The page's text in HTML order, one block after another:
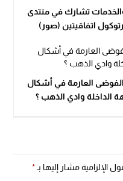
الداخلة .. غرفة التجارة والصناعة والخدمات تشارك في منتدى
العارمة في أشكال
الداخلة وادي الذهب ؟
الإلزامية مشار إليها بـ*